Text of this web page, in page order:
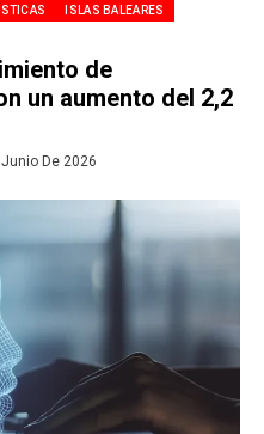
ISLAS BALEARES
de
un aumento del 2,2
Junio De 2026